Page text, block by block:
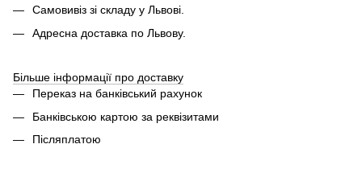
Самовивіз зі складу у Львові.
Адресна доставка по Львову.
Більше інформації про доставку
Переказ на банківський рахунок
Банківською картою за реквізитами
Післяплатою